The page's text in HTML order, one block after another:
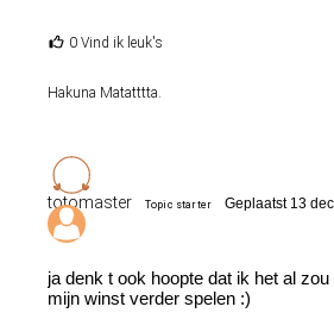
0 Vind ik leuk's
Hakuna Matatttta.
totomaster Topic starter Geplaatst 13
ja denk t ook hoopte dat ik het al
mijn winst verder spelen :)